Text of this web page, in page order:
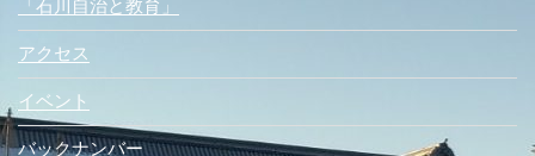
「石川自治と教育」
アクセス
イベント
バックナンバー